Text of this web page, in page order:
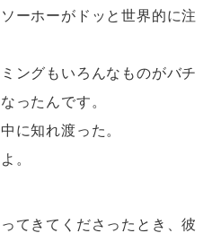
ーホーが ドッと世界的に注
ングも いろんなものがバチ
ったんです。
に知れ渡った。
。
てきてくださったとき、彼